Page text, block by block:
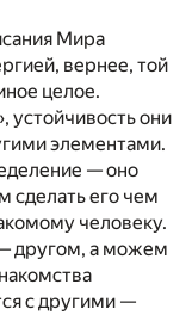
Мира
вернее, той
целое.
устойчивость они
элементами.
— оно
его чем
человеку.
другом, а можем
с другими —